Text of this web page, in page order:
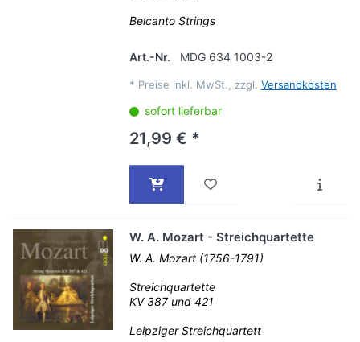
Belcanto Strings
Art.-Nr. MDG 634 1003-2
* Preise inkl. MwSt., zzgl. Versandkosten
sofort lieferbar
21,99 € *
W. A. Mozart - Streichquartette
W. A. Mozart (1756-1791)
Streichquartette
KV 387 und 421
Leipziger Streichquartett